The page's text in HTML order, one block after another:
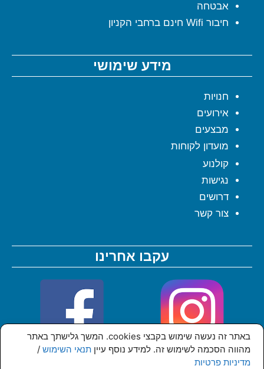
באתר זה נעשה שימוש בקבצי cookies. המשך גלישתך באתר
מהווה הסכמה לשימוש זה. למידע נוסף עיין תנאי השימוש /
מדיניות פרטיות
אבטחה
חיבור Wifi חינם ברחבי הקניון
מידע שימושי
חנויות
אירועים
מבצעים
מועדון לקוחות
קולנוע
נגישות
דרושים
צור קשר
עקבו אחרינו
© כל הזכויות שמורות לקניון סי מול אשדוד